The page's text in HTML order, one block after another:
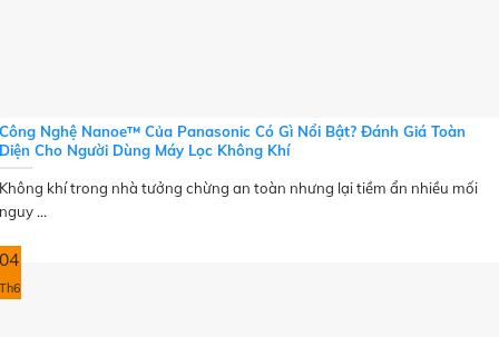
Công Nghệ Nanoe™ Của Panasonic Có Gì Nổi Bật? Đánh Giá Toàn
Diện Cho Người Dùng Máy Lọc Không Khí
Không khí trong nhà tưởng chừng an toàn nhưng lại tiềm ẩn nhiều mối
nguy ...
04
Th6